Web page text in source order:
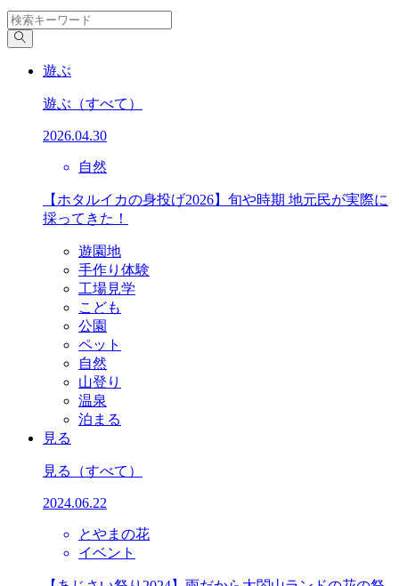
遊ぶ
遊ぶ （すべて）
2026.04.30
自然
【ホタルイカの身投げ2026】旬や時期 地元民が実際に
採ってきた！
遊園地
手作り体験
工場見学
こども
公園
ペット
自然
山登り
温泉
泊まる
見る
見る （すべて）
2024.06.22
とやまの花
イベント